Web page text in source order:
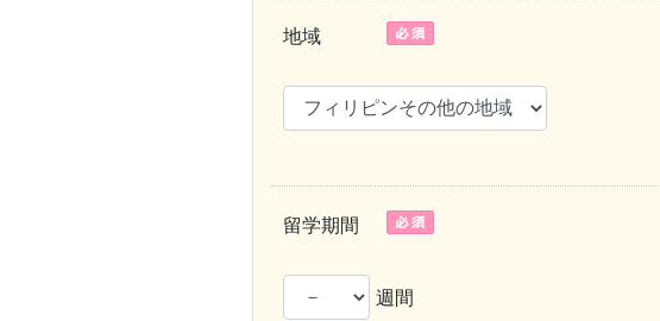
地域
留学期間
週間